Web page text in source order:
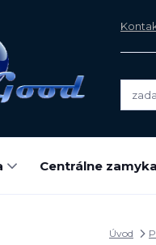
Centrálne
Úvod